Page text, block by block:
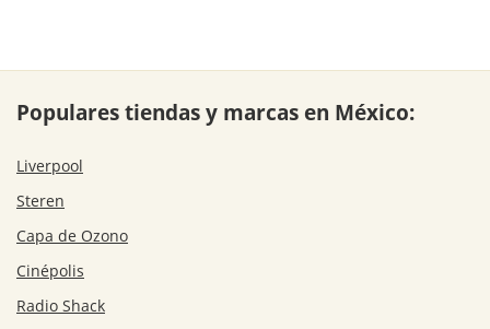
Populares tiendas y marcas en México:
Liverpool
Steren
Capa de Ozono
Cinépolis
Radio Shack